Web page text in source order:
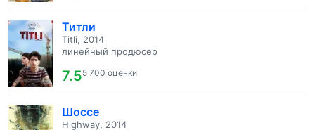
Титли
Titli, 2014
линейный продюсер
7.55 700 оценки
Шоссе
Highway, 2014